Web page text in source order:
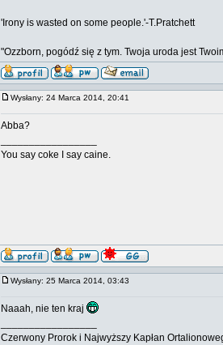
'Irony is wasted on some people.'-T.Pratchett
"Ozzborn, pogódź się z tym. Twoja uroda jest
Wysłany: 24 Marca 2014, 20:41
Abba?
You say coke I say caine.
Wysłany: 25 Marca 2014, 03:43
Naaah, nie ten kraj
Czerwony Prorok i Najwyższy Kapłan